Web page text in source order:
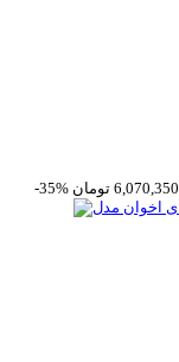
-35%
6,070,350 تومان